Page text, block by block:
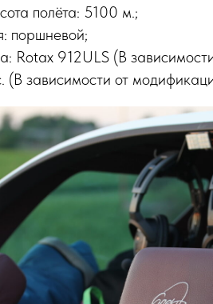
полёта: 5100 м.;
поршневой;
Rotax 912ULS (В
(В зависимости от